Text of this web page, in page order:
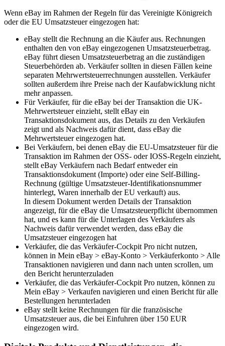
Wenn eBay im Rahmen der Regeln für das Vereinigte Königreich
oder die EU Umsatzsteuer eingezogen hat:
eBay stellt die Rechnung an die Käufer aus. Rechnungen
enthalten den von eBay eingezogenen Umsatzsteuerbetrag.
eBay führt diesen Umsatzsteuerbetrag an die zuständigen
Steuerbehörden ab. Verkäufer sollten in diesen Fällen keine
separaten Mehrwertsteuerrechnungen ausstellen. Verkäufer
sollten außerdem ihre Preise nach der Kaufabwicklung nicht
mehr anpassen.
Für Verkäufer, für die eBay bei der Transaktion die UK-
Mehrwertsteuer einzieht, stellt eBay ein
Transaktionsdokument aus, das Details zu den Verkäufen
zeigt und als Nachweis dafür dient, dass eBay die
Mehrwertsteuer eingezogen hat.
Bei Verkäufern, bei denen eBay die EU-Umsatzsteuer für die
Transaktion im Rahmen der OSS- oder IOSS-Regeln einzieht,
stellt eBay Verkäufern nach Bedarf entweder ein
Transaktionsdokument (Importe) oder eine Self-Billing-
Rechnung (gültige Umsatzsteuer-Identifikationsnummer
hinterlegt, Waren innerhalb der EU verkauft) aus.
In diesem Dokument werden Details der Transaktion
angezeigt, für die eBay die Umsatzsteuerpflicht übernommen
hat, und es kann für die Unterlagen des Verkäufers als
Nachweis dafür verwendet werden, dass eBay die
Umsatzsteuer eingezogen hat
Verkäufer, die das Verkäufer-Cockpit Pro nicht nutzen,
können in Mein eBay > eBay-Konto > Verkäuferkonto > Alle
Transaktionen navigieren und dann nach unten scrollen, um
den Bericht herunterzuladen
Verkäufer, die das Verkäufer-Cockpit Pro nutzen, können zu
Mein eBay > Verkaufen navigieren und einen Bericht für alle
Bestellungen herunterladen
eBay stellt keine Rechnungen für die französische
Umsatzsteuer aus, die bei Einfuhren über 150 EUR
eingezogen wird.